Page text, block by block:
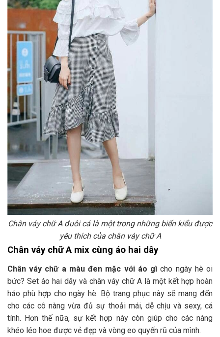
Chân váy chữ A đuôi cá là một trong những biến kiểu được
yêu thích của chân váy chữ A
Chân váy chữ A mix cùng áo hai dây
Chân váy chữ a màu đen mặc với áo gì cho ngày hè oi
bức? Set áo hai dây và chân váy chữ A là một kết hợp hoàn
hảo phù hợp cho ngày hè. Bộ trang phục này sẽ mang đến
cho các cô nàng vừa đủ sự thoải mái, dễ chịu và sexy, cá
tính. Hơn thế nữa, sự kết hợp này còn giúp cho các nàng
khéo léo hoe được vẻ đẹp và vòng eo quyến rũ của mình.